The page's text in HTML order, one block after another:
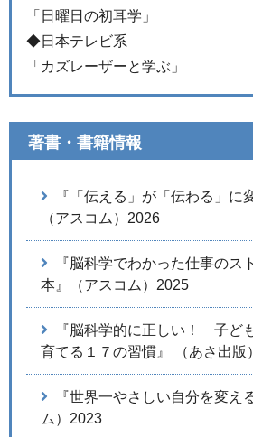
「日曜日の初耳学」
◆日本テレビ系
「カズレーザーと学ぶ」
著書・書籍情報
『「伝える」が「伝わる」に
（アスコム）2026
『脳科学でわかった仕事のス
本』（アスコム）2025
『脳科学的に正しい！ 子ど
育てる１７の習慣』 （あさ出版
『世界一やさしい自分を変え
ム）2023